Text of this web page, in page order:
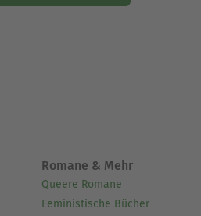
Romane & Mehr
Queere Romane
Feministische Bücher